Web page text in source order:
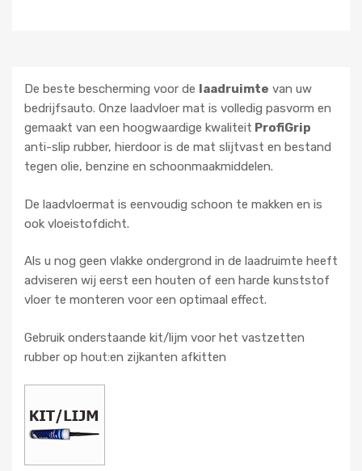
De beste bescherming voor de laadruimte van uw
bedrijfsauto. Onze laadvloer mat is volledig pasvorm en
gemaakt van een hoogwaardige kwaliteit ProfiGrip
anti-slip rubber, hierdoor is de mat slijtvast en bestand
tegen olie, benzine en schoonmaakmiddelen.
De laadvloermat is eenvoudig schoon te makken en is
ook vloeistofdicht.
Als u nog geen vlakke ondergrond in de laadruimte heeft
adviseren wij eerst een houten of een harde kunststof
vloer te monteren voor een optimaal effect.
Gebruik onderstaande kit/lijm voor het vastzetten
rubber op hout:en zijkanten afkitten